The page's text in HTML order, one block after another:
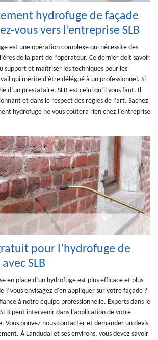
hydrofuge de façade
vous vers l’entreprise SLB
est une opération complexe qui nécessite des
de la part de l’opérateur. Ce dernier doit savoir
support et maîtriser les techniques pour les
qui mérite d’être délégué à un professionnel. Si
d’un prestataire, SLB est celui qu’il vous faut. Il
et dans le respect des règles de l’art. Sachez
hydrofuge ne vous coûtera rien chez l’entreprise
pour l’hydrofuge de
SLB
en place d’un hydrofuge est plus efficace et plus
? vous envisagez d'en appliquer sur votre façade ?
à notre équipe professionnelle. Experts dans le
peut intervenir dans l’application de votre
Vous pouvez nous contacter et demander un devis
À Landudal et ses environs, vous devez savoir